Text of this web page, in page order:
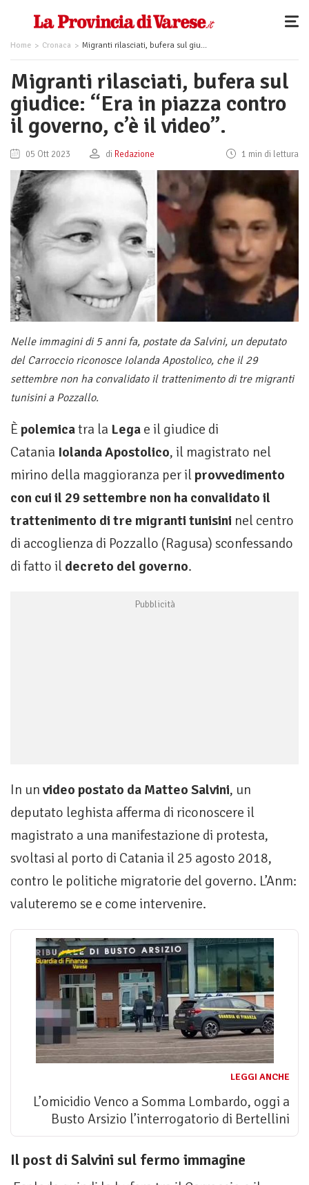
Home Cronaca Migranti rilasciati, bufera sul giudice: “Era in piazza contro il governo, c’è il video”.
Migranti rilasciati, bufera sul
giudice: “Era in piazza contro
il governo, c’è il video”.
05 Ott 2023 di Redazione 1 min di lettura
Nelle immagini di 5 anni fa, postate da Salvini, un deputato
del Carroccio riconosce Iolanda Apostolico, che il 29
settembre non ha convalidato il trattenimento di tre migranti
tunisini a Pozzallo.
È polemicatra la Lega e il giudice di
Catania Iolanda Apostolico, il magistrato nel
mirino della maggioranza per il provvedimento
con cui il 29 settembre non ha convalidato il
trattenimento di tre migranti tunisini nel centro
di accoglienza di Pozzallo (Ragusa) sconfessando
di fatto il decreto del governo.
In un video postato da Matteo Salvini, un
deputato leghista afferma di riconoscere il
magistrato a una manifestazione di protesta,
svoltasi al porto di Catania il 25 agosto 2018,
contro le politiche migratorie del governo. L’Anm:
valuteremo se e come intervenire.
LEGGI ANCHE
L’omicidio Venco a Somma Lombardo, oggi a
Busto Arsizio l’interrogatorio di Bertellini
Il post di Salvini sul fermo immagine